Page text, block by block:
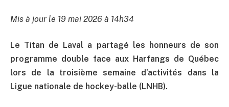
Mis à jour le 19 mai 2026 à 14h34
Le Titan de Laval a partagé les honneurs de son
programme double face aux Harfangs de Québec
lors de la troisième semaine d’activités dans la
Ligue nationale de hockey-balle (LNHB).